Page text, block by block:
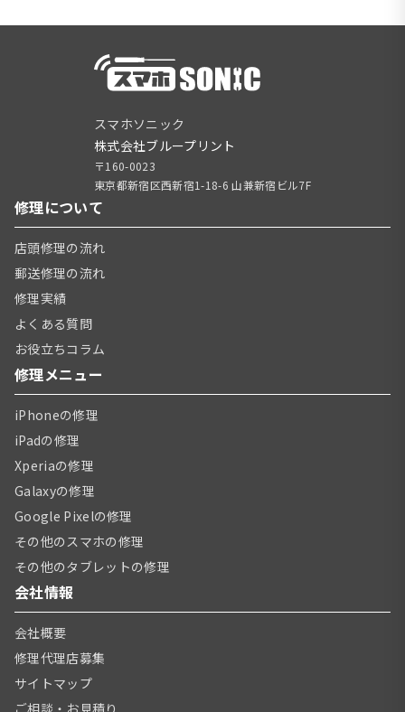
スマホソニック
株式会社ブループリント
〒160-0023
東京都新宿区西新宿1-18-6 山兼新宿ビル7F
修理について
店頭修理の流れ
郵送修理の流れ
修理実績
よくある質問
お役立ちコラム
修理メニュー
iPhoneの修理
iPadの修理
Xperiaの修理
Galaxyの修理
Google Pixelの修理
その他のスマホの修理
その他のタブレットの修理
会社情報
会社概要
修理代理店募集
サイトマップ